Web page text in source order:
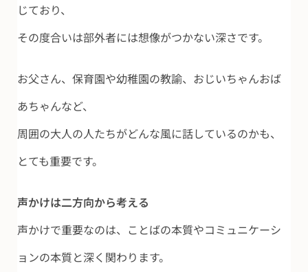
じており、
その度合いは部外者には想像がつかない深さです。
お父さん、保育園や幼稚園の教諭、おじいちゃんおば
あちゃんなど、
周囲の大人の人たちがどんな風に話しているのかも、
とても重要です。
声かけは二方向から考える
声かけで重要なのは、ことばの本質やコミュニケーシ
ョンの本質と深く関わります。